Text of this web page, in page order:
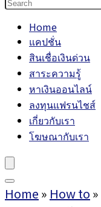
Home
แคปชั่น
สินเชื่อเงินด่วน
สาระความรู้
หาเงินออนไลน์
ลงทุนแฟรนไชส์
เกี่ยวกับเรา
โฆษณากับเรา
Home » How to »